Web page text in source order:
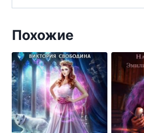
Похожие